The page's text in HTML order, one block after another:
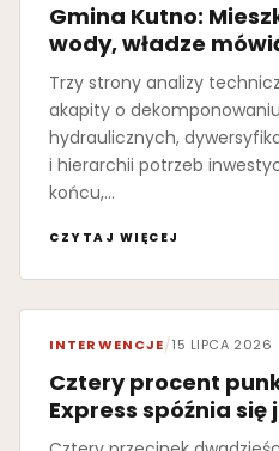
Gmina Kutno:
wody, władze
Trzy strony analizy
akapity o
hydraulicznych,
i hierarchii potrzeb
końcu,…
CZYTAJ WIĘCEJ
INTERWENCJE/15 LIPCA 2026
Cztery procent
Express spóźnia